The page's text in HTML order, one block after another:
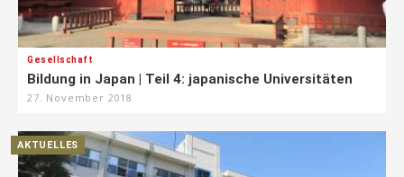
Gesellschaft
Bildung in Japan | Teil 4: japanische Universitäten
27. November 2018
AKTUELLES